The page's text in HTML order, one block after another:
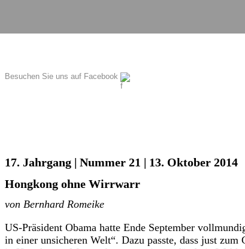
Besuchen Sie uns auf Facebook
17. Jahrgang | Nummer 21 | 13. Oktober 2014
Hongkong ohne Wirrwarr
von Bernhard Romeike
US-Präsident Obama hatte Ende September
in einer unsicheren Welt“. Dazu passte, dass just